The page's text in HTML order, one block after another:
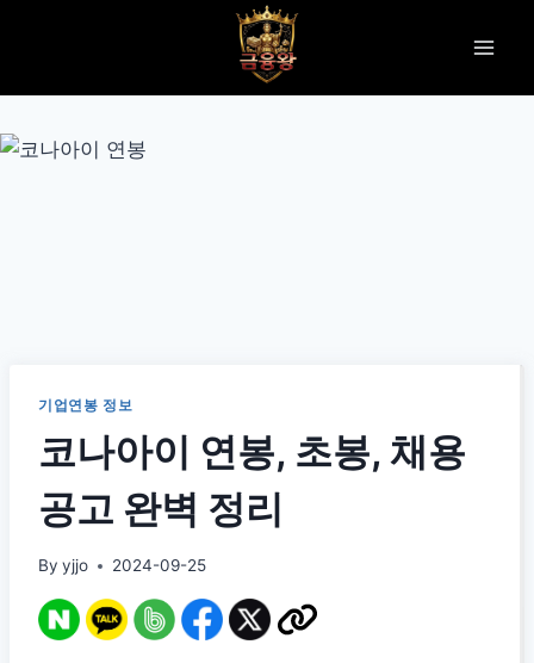
기업연봉 정보
코나아이 연봉, 초봉, 채용
공고 완벽 정리
By yjjo 2024-09-25